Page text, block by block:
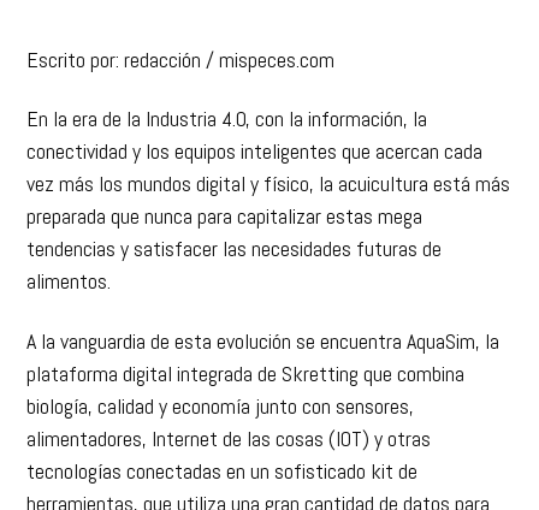
Escrito por: redacción / mispeces.com
En la era de la Industria 4.0, con la información, la
conectividad y los equipos inteligentes que acercan cada
vez más los mundos digital y físico, la acuicultura está más
preparada que nunca para capitalizar estas mega
tendencias y satisfacer las necesidades futuras de
alimentos.
A la vanguardia de esta evolución se encuentra AquaSim, la
plataforma digital integrada de Skretting que combina
biología, calidad y economía junto con sensores,
alimentadores, Internet de las cosas (IOT) y otras
tecnologías conectadas en un sofisticado kit de
herramientas, que utiliza una gran cantidad de datos para